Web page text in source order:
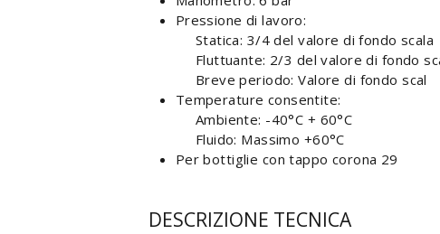
Pressione di lavoro:
Statica: 3/4 del valore di fondo scala
Fluttuante: 2/3 del valore di fondo
Breve periodo: Valore di fondo scal
Temperature consentite:
Ambiente: -40°C + 60°C
Fluido: Massimo +60°C
Per bottiglie con tappo corona 29
DESCRIZIONE TECNICA